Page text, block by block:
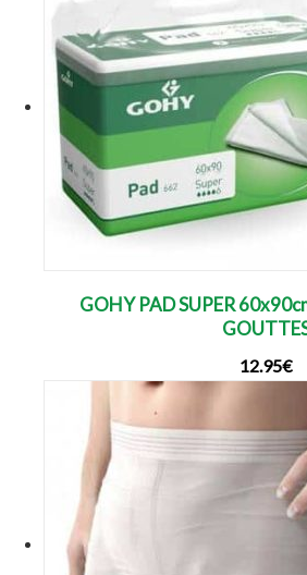
GOHY PAD SUPER
12.95€